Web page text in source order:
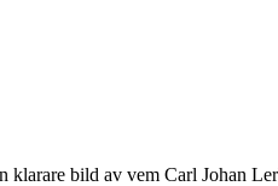
klarare bild av vem Carl Johan